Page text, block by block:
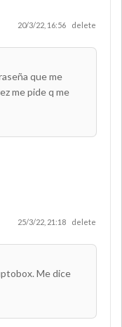
20/3/22, 16:56 delete
que me
me pide q me
25/3/22, 21:18 delete
Me dice